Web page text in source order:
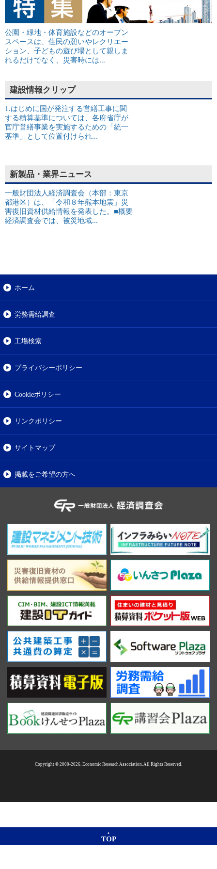
公園・緑地・体育施設などのオープン
スペースは、住民の憩いやレクリエー
ション、子どもの遊び場として親しま
れるだけでなく、災害時には...
建設情報クリップ
1.はじめに国が発注する営繕工事に関
する積算基準については、各府省庁が
官庁営繕事業を実施するための「統一
基準」として位置付けられ...
新製品・業界ニュース
一般財団法人経済調査会（本部：東京
都港区）は、「令和８年熊本地震」災
害復旧資材供給情報を発表した。■概要
経済調査会では、被災地域...
ホーム
労務需給調査
工場検索
プライバシーポリシー
Cookieポリシー
リンクポリシー
サイトマップ
掲載をご希望の方へ
Copyright © 2000-2026. Economic Research Association. All Rights Reserved.
TOP